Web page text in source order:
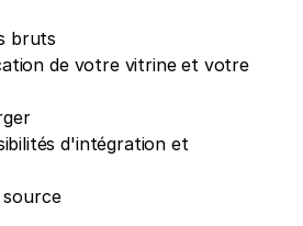
bruts
de votre vitrine et votre
d'intégration et